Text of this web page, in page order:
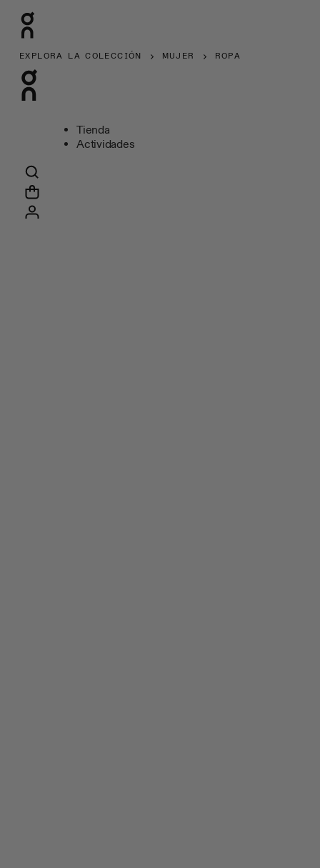
EXPLORA LA COLECCIÓN MUJER ROPA
Tienda
Actividades